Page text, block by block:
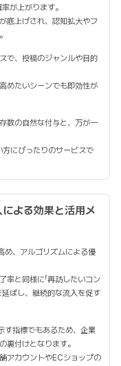
が上がります。
底上げされ、認知拡大やフ
で、投稿のジャンルや目的
めたいシーンでも即効性が
数の自然な付与と、万が一
方にぴったりのサービスで
よる効果と活用メ
め、アルゴリズムによる優
率と同様に「再訪したいコン
延ばし、継続的な流入を促す
す指標でもあるため、企業
裏付けとなります。
アカウントやECショップの